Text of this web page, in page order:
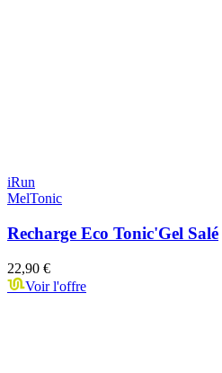
iRun
MelTonic
Recharge Eco Tonic'Gel Salé
22,90 €
Voir l'offre